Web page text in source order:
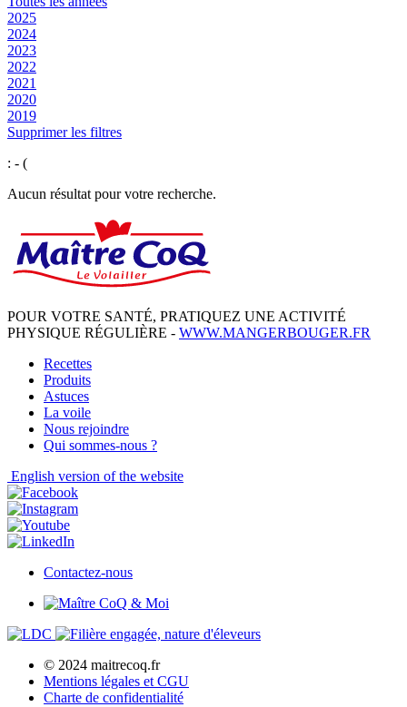
2025
2024
2023
2022
2021
2020
2019
Supprimer les filtres
: - (
Aucun résultat pour votre recherche.
POUR VOTRE SANTÉ, PRATIQUEZ UNE ACTIVITÉ
PHYSIQUE RÉGULIÈRE - WWW.MANGERBOUGER.FR
Recettes
Produits
Astuces
La voile
Nous rejoindre
Qui sommes-nous ?
English version of the website
Contactez-nous
© 2024 maitrecoq.fr
Mentions légales et CGU
Charte de confidentialité